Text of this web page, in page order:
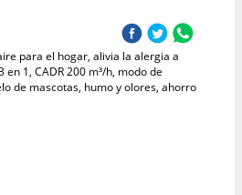
para el hogar, alivia la alergia a
en 1, CADR 200 m³/h, modo de
de mascotas, humo y olores, ahorro